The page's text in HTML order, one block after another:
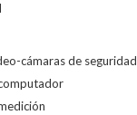
cámaras de seguridad